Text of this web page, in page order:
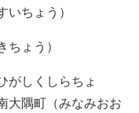
いちょう）
ちょう）
がしくしらちょ
大隅町（みなみおお